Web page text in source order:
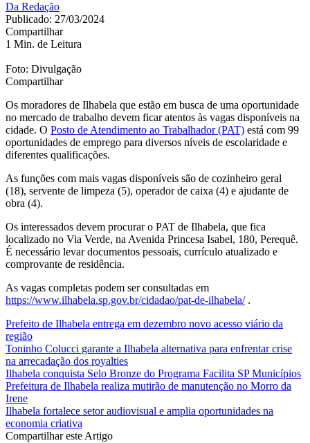
Da Redação
Publicado: 27/03/2024
Compartilhar
1 Min. de Leitura
Foto: Divulgação
Compartilhar
Os moradores de Ilhabela que estão em busca de uma oportunidade
no mercado de trabalho devem ficar atentos às vagas disponíveis na
cidade. O Posto de Atendimento ao Trabalhador (PAT) está com 99
oportunidades de emprego para diversos níveis de escolaridade e
diferentes qualificações.
As funções com mais vagas disponíveis são de cozinheiro geral
(18), servente de limpeza (5), operador de caixa (4) e ajudante de
obra (4).
Os interessados devem procurar o PAT de Ilhabela, que fica
localizado no Via Verde, na Avenida Princesa Isabel, 180, Perequê.
É necessário levar documentos pessoais, currículo atualizado e
comprovante de residência.
As vagas completas podem ser consultadas em
https://www.ilhabela.sp.gov.br/cidadao/pat-de-ilhabela/.
Prefeito de Ilhabela entrega em dezembro novo acesso viário da
região
Toninho Colucci garante a Ilhabela alternativa para enfrentar crise
na arrecadação dos royalties
Ilhabela conquista Selo Bronze do Programa Facilita SP Municípios
Prefeitura de Ilhabela realiza mutirão de manutenção no Morro da
Irene
Ilhabela fortalece setor audiovisual e amplia oportunidades na
economia criativa
Compartilhar este Artigo